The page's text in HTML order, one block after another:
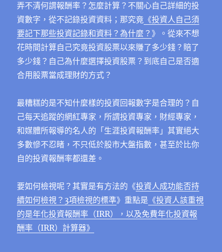
弄不清何謂報酬率？怎麼計算？不關心自己詳細的投
資數字，從不記錄投資資料；那究竟 《投資人自己須
要記下那些投資記錄和資料？為什麼？》。從來不想
花時間計算自己究竟投資股票以來賺了多少錢？賠了
多少錢？自己為什麼選擇投資股票？到底自己是否適
合用股票當成理財的方式？
最糟糕的是不知什麼樣的投資回報數字是合理的？自
己每天追蹤的網紅專家，所謂投資專家，財經專家，
和媒體所報導的名人的「生涯投資報酬率」其實絕大
多數慘不忍睹，不只低於股市大盤指數，甚至於比你
自的投資報酬率都還差。
要如何檢視呢？其實是有方法的《投資人成功能否持
續如何檢視？3項檢視的標準》重點是 《投資人該重視
的是年化投資報酬率（IRR），以及免費年化投資報
酬率（IRR）計算器》